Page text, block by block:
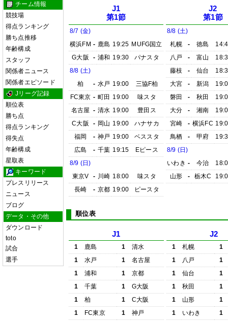
チーム情報
競技場
得点ランキング
勝ち点推移
年齢構成
スタッフ
関係者ニュース
関係者エピソード
Jリーグ記録
順位表
勝ち点
得点ランキング
得失点
年齢構成
星取表
キーワード
プレスリリース
ニュース
ブログ
データ・その他
ダウンロード
toto
試合
選手
J1
第1節
8/7 (金)
横浜FM - 鹿島 19:25 MUFG国立
G大阪
- 浦和 19:30
パナスタ
8/8 (土)
柏
- 水戸 19:00
三協F柏
FC東京 - 町田 19:00
味スタ
名古屋 - 清水 19:00
豊田ス
C大阪
- 岡山 19:00
ハナサカ
福岡
- 神戸 19:00
ベススタ
広島
- 千葉 19:15
Eピース
8/9 (日)
東京V
- 川崎 18:00
味スタ
長崎
- 京都 19:00 ピースタ
J2
第1節
8/8 (土)
札幌
- 徳島
八戸
- 富山
藤枝
- 仙台
大宮
- 新潟
磐田
- 秋田
大分
- 湘南
宮崎
- 横浜FC
鳥栖
- 甲府
8/9 (日)
いわき - 今治
山形
- 栃木C
順位表
J1
1 鹿島 1
清水
1
水戸 1
名古屋
1
浦和 1
京都
1
千葉 1
G大阪
1
柏 1
C大阪
1
FC東京 1
神戸
J2
1 札幌
1
1
八戸
1
1
仙台
1
1
秋田
1
1
山形
1
1
いわき
1